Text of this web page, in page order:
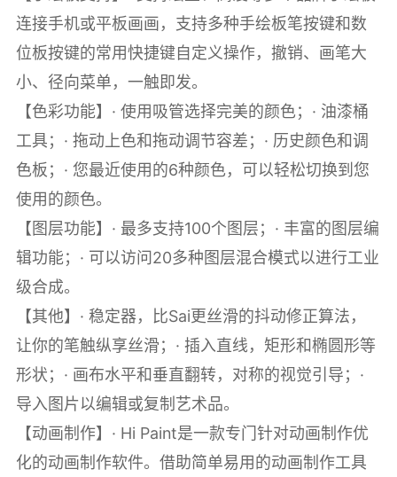
连接手机或平板画画，支持多种手绘板笔按键和数
位板按键的常用快捷键自定义操作，撤销、画笔大
小、径向菜单，一触即发。
【色彩功能】· 使用吸管选择完美的颜色；· 油漆桶
工具；· 拖动上色和拖动调节容差；· 历史颜色和调
色板；· 您最近使用的6种颜色，可以轻松切换到您
使用的颜色。
【图层功能】· 最多支持100个图层；· 丰富的图层编
辑功能；· 可以访问20多种图层混合模式以进行工业
级合成。
【其他】· 稳定器，比Sai更丝滑的抖动修正算法，
让你的笔触纵享丝滑；· 插入直线，矩形和椭圆形等
形状；· 画布水平和垂直翻转，对称的视觉引导；·
导入图片以编辑或复制艺术品。
【动画制作】· Hi Paint是一款专门针对动画制作优
化的动画制作软件。借助简单易用的动画制作工具